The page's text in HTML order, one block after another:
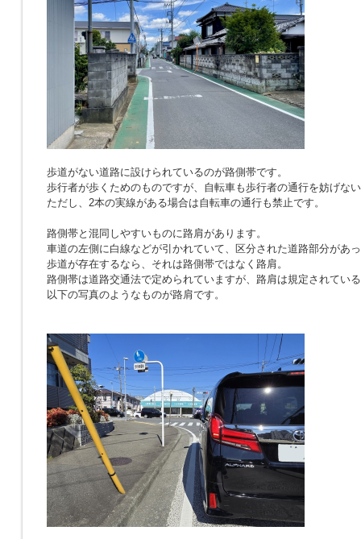
歩道がない道路に設けられているのが路側帯です。
歩行者が歩くためのものですが、自転車も歩行者の通行を妨げな
ただし、2本の実線がある場合は自転車の通行も禁止です。
路側帯と混同しやすいものに路肩があります。
車道の左側に白線などが引かれていて、区分された道路部分があ
歩道が存在するなら、それは路側帯ではなく路肩。
路側帯は道路交通法で定められていますが、路肩は規定されてい
以下の写真のようなものが路肩です。